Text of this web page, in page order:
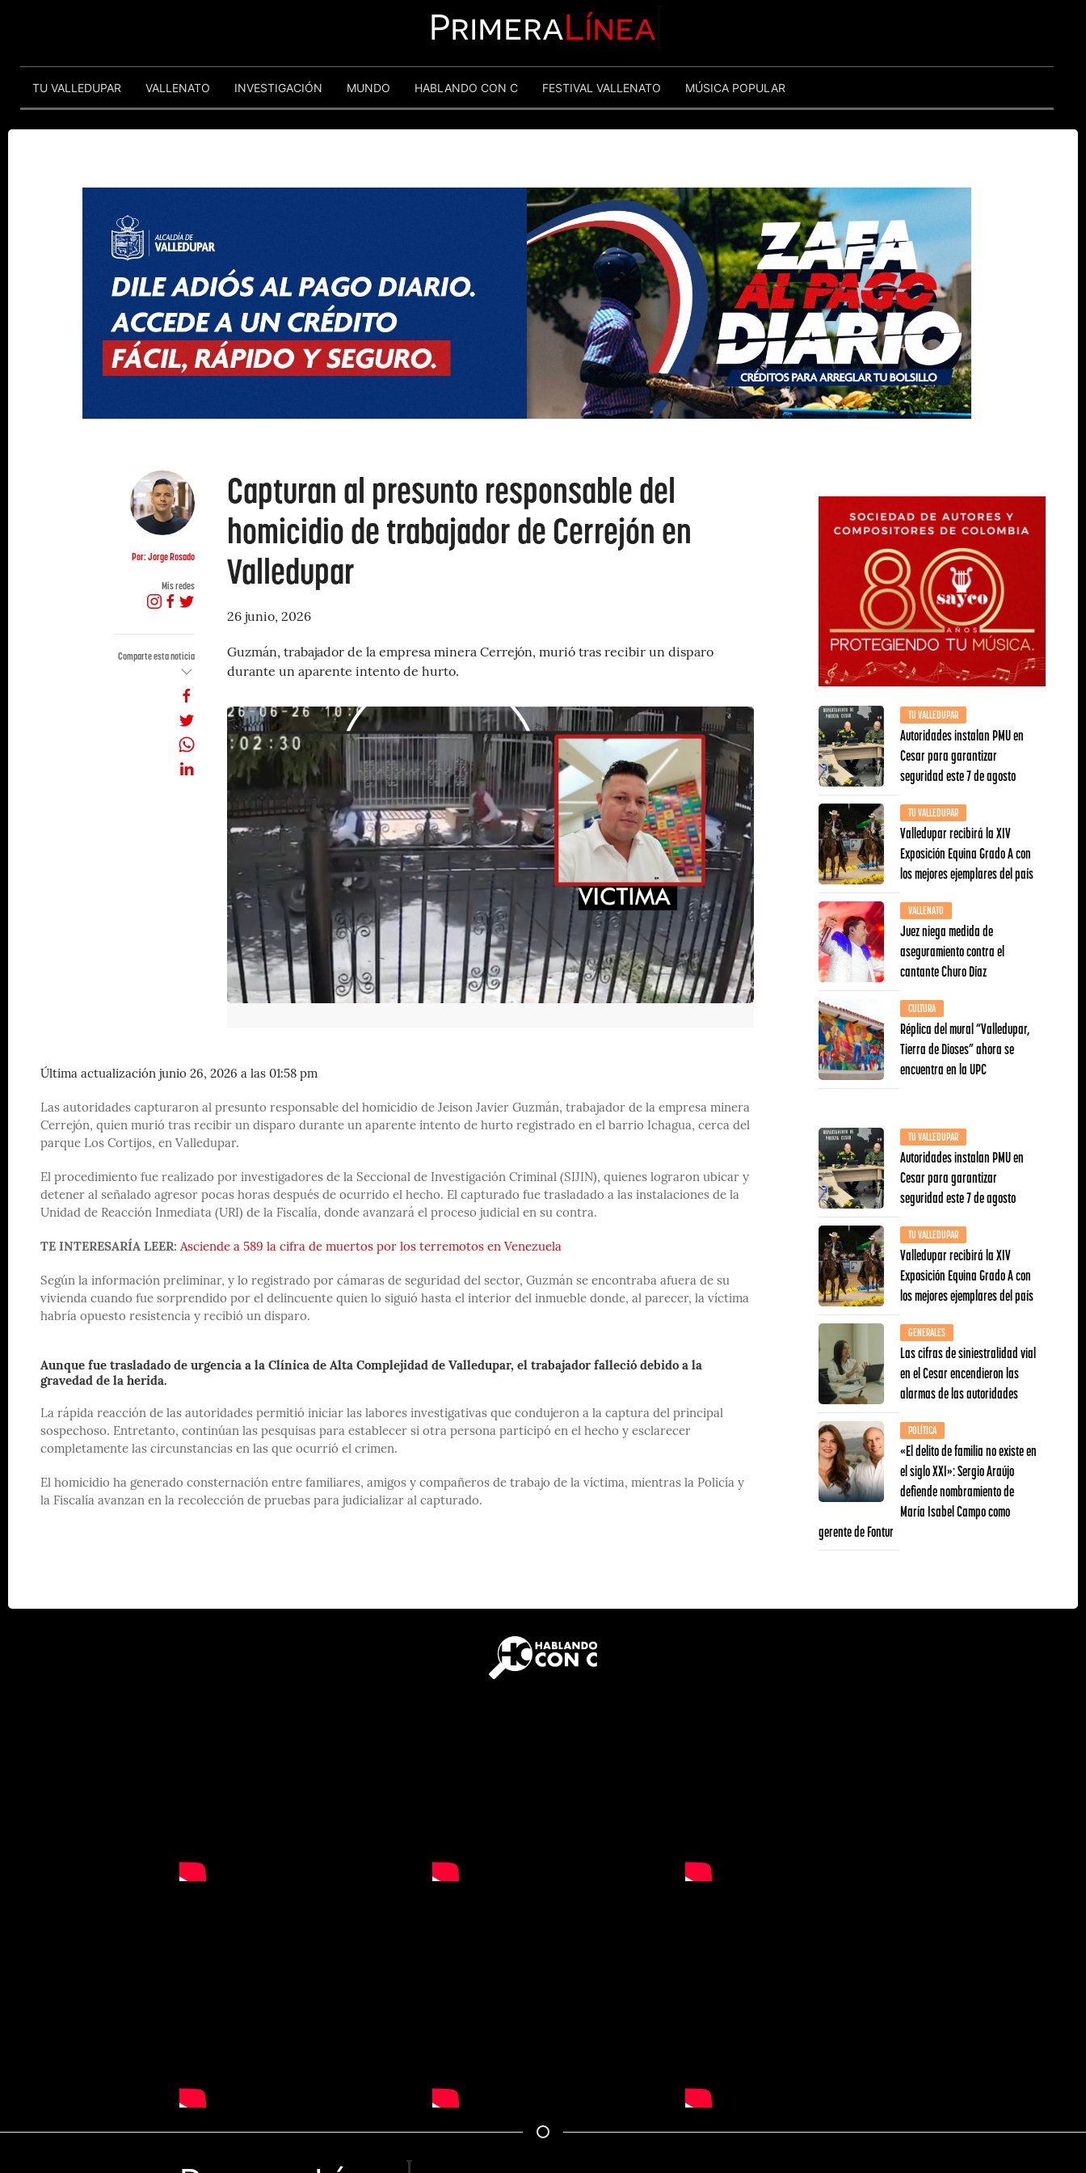
PrimeraLínea
TU VALLEDUPAR VALLENATO INVESTIGACIÓN MUNDO HABLANDO CON C FESTIVAL VALLENATO MÚSICA POPULAR
Por: Jorge Rosado
Mis redes
Comparte esta noticia
Capturan al presunto responsable del
homicidio de trabajador de Cerrejón en
Valledupar
26 junio, 2026
Guzmán, trabajador de la empresa minera Cerrejón, murió tras recibir un disparo
durante un aparente intento de hurto.
Última actualización junio 26, 2026 a las 01:58 pm
Las autoridades capturaron al presunto responsable del homicidio de Jeison Javier Guzmán, trabajador de la empresa minera
Cerrejón, quien murió tras recibir un disparo durante un aparente intento de hurto registrado en el barrio Ichagua, cerca del
parque Los Cortijos, en Valledupar.
El procedimiento fue realizado por investigadores de la Seccional de Investigación Criminal (SIJIN), quienes lograron ubicar y
detener al señalado agresor pocas horas después de ocurrido el hecho. El capturado fue trasladado a las instalaciones de la
Unidad de Reacción Inmediata (URI) de la Fiscalía, donde avanzará el proceso judicial en su contra.
TE INTERESARÍA LEER: Asciende a 589 la cifra de muertos por los terremotos en Venezuela
Según la información preliminar, y lo registrado por cámaras de seguridad del sector, Guzmán se encontraba afuera de su
vivienda cuando fue sorprendido por el delincuente quien lo siguió hasta el interior del inmueble donde, al parecer, la víctima
habría opuesto resistencia y recibió un disparo.
Aunque fue trasladado de urgencia a la Clínica de Alta Complejidad de Valledupar, el trabajador falleció debido a la
gravedad de la herida.
La rápida reacción de las autoridades permitió iniciar las labores investigativas que condujeron a la captura del principal
sospechoso. Entretanto, continúan las pesquisas para establecer si otra persona participó en el hecho y esclarecer
completamente las circunstancias en las que ocurrió el crimen.
El homicidio ha generado consternación entre familiares, amigos y compañeros de trabajo de la víctima, mientras la Policía y
la Fiscalía avanzan en la recolección de pruebas para judicializar al capturado.
TU VALLEDUPAR
Autoridades instalan PMU en
Cesar para garantizar
seguridad este 7 de agosto
TU VALLEDUPAR
Valledupar recibirá la XIV
Exposición Equina Grado A con
los mejores ejemplares del país
VALLENATO
Juez niega medida de
aseguramiento contra el
cantante Churo Díaz
CULTURA
Réplica del mural “Valledupar,
Tierra de Dioses” ahora se
encuentra en la UPC
TU VALLEDUPAR
Autoridades instalan PMU en
Cesar para garantizar
seguridad este 7 de agosto
TU VALLEDUPAR
Valledupar recibirá la XIV
Exposición Equina Grado A con
los mejores ejemplares del país
GENERALES
Las cifras de siniestralidad vial
en el Cesar encendieron las
alarmas de las autoridades
POLÍTICA
«El delito de familia no existe en
el siglo XXI»: Sergio Araújo
defiende nombramiento de
María Isabel Campo como
gerente de Fontur